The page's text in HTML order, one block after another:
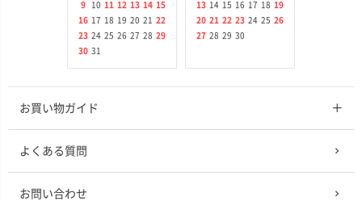
9
10 11 12 13 14 15
16 17 18 19 20 21
22
23 24 25 26 27 28 29
30 31
13 14 15 16 17 18 19
20 21 22 23 24 25 26
27 28 29 30
お買い物ガイド
よくある質問
お問い合わせ